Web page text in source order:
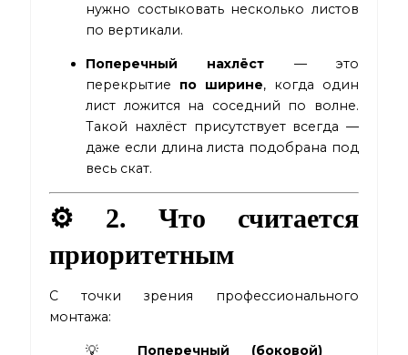
нужно состыковать несколько листов
по вертикали.
Поперечный нахлёст — это
перекрытие по ширине, когда один
лист ложится на соседний по волне.
Такой нахлёст присутствует всегда —
даже если длина листа подобрана под
весь скат.
⚙️ 2. Что считается
приоритетным
С точки зрения профессионального
монтажа:
💡 Поперечный (боковой)